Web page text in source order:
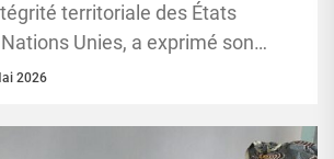
territoriale des États
Unies, a exprimé son
de la souveraineté...
2026